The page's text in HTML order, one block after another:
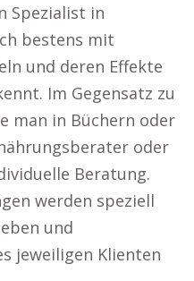
Spezialist in
bestens mit
und deren Effekte
Im Gegensatz zu
man in Büchern oder
oder
Beratung.
werden speziell
und
jeweiligen Klienten